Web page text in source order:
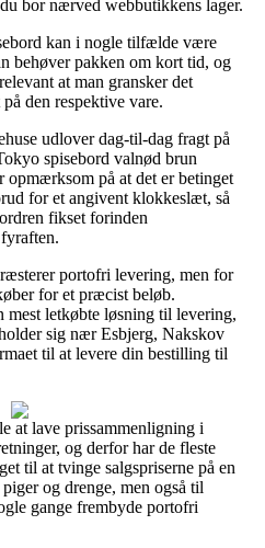
bor nærved webbutikkens lager.
kan i nogle tilfælde være
behøver pakken om kort tid, og
at man gransker det
den respektive vare.
udlover dag-til-dag fragt på
spisebord valnød brun
på at det er betinget
for et angivent klokkeslæt, så
fikset forinden
portofri levering, men for
for et præcist beløb.
letkøbte løsning til levering,
sig nær Esbjerg, Nakskov
til at levere din bestilling til
at lave prissammenligning i
og derfor har de fleste
til at tvinge salgspriserne på en
og drenge, men også til
gange frembyde portofri